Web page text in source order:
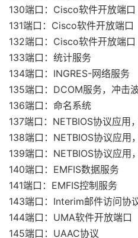
130端口：Cisco软件开放端口
131端口：Cisco软件开放端口
132端口：Cisco软件开放端口
133端口：统计服务
134端口：INGRES-网络服务
135端口：DCOM服务，冲击
136端口：命名系统
137端口：NETBIOS协议应用
138端口：NETBIOS协议应用
139端口：NETBIOS协议应用
140端口：EMFIS数据服务
141端口：EMFIS控制服务
143端口：Interim邮件访问协
144端口：UMA软件开放端口
145端口：UAAC协议